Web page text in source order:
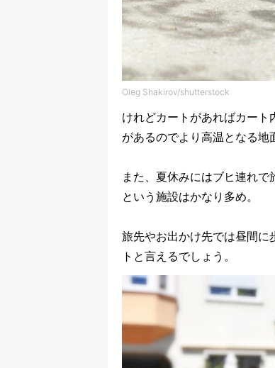
Oleg Shakirov/shutterstock
けれどカートがあればカート
があるのでより高温となる地
また、夏休みにはブヒ連れ
という施設はかなり多め。
旅先やお出かけ先では昼間に
トと言えるでしょう。